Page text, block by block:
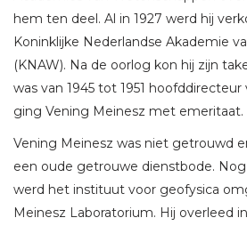
hem ten deel. Al in 1927 werd hij
Koninklijke Nederlandse Akademie
(KNAW). Na de oorlog kon hij zijn
was van 1945 tot 1951
ging Vening Meinesz met emeritaat.
Vening Meinesz was niet getrouwd
een oude getrouwe dienstbode.
werd het instituut voor geofysica
Meinesz Laboratorium. Hij overleed